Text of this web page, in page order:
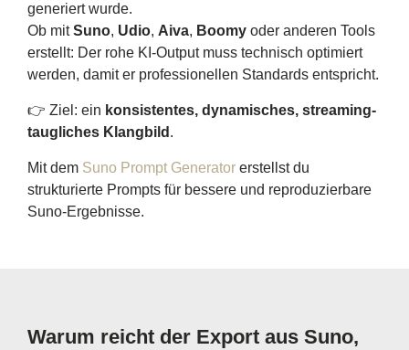
generiert wurde.
Ob mitSuno, Udio, Aiva, Boomy oder anderen Tools
erstellt: Der rohe KI-Output muss technisch optimiert
werden, damit er professionellen Standards entspricht.
👉 Ziel: ein konsistentes, dynamisches, streaming-
taugliches Klangbild .
Mit dem Suno Prompt Generator erstellst du
strukturierte Prompts für bessere und reproduzierbare
Suno-Ergebnisse.
Warum reicht der Export aus Suno,